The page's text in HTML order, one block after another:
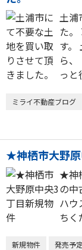
土浦
た
す。
ら
っと
ミライ不動産ブログ
★神栖市大野
★神
の
ハウ
ちく
新規物件 発売予定